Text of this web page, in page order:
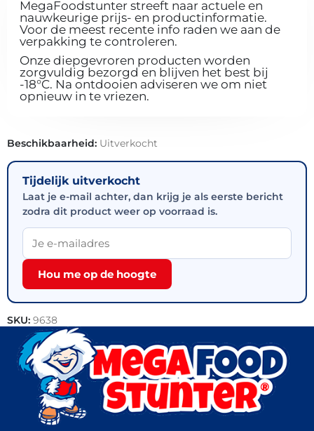
MegaFoodstunter streeft naar actuele en
nauwkeurige prijs- en productinformatie.
Voor de meest recente info raden we aan de
verpakking te controleren.
Onze diepgevroren producten worden
zorgvuldig bezorgd en blijven het best bij
-18°C. Na ontdooien adviseren we om niet
opnieuw in te vriezen.
Beschikbaarheid: Uitverkocht
Tijdelijk uitverkocht
Laat je e-mail achter, dan krijg je als eerste bericht
zodra dit product weer op voorraad is.
Hou me op de hoogte
SKU: 9638
Categorieën:Bakkerij